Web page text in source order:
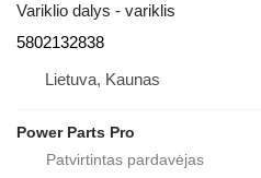
Variklio dalys - variklis
5802132838
Lietuva, Kaunas
Power Parts Pro